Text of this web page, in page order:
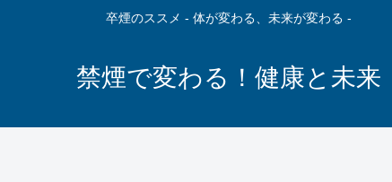
卒煙のススメ - 体が変わる、未来が変わる -
禁煙で変わる！健康と未来